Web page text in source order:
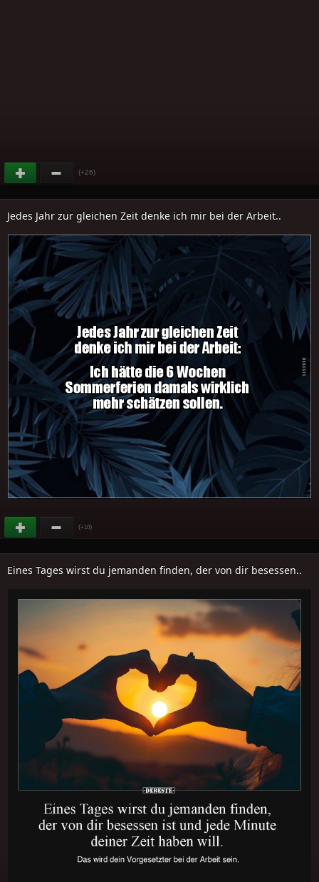
(+26)
Jedes Jahr zur gleichen Zeit denke ich mir bei der Arbeit..
(+10)
Eines Tages wirst du jemanden finden, der von dir besessen..